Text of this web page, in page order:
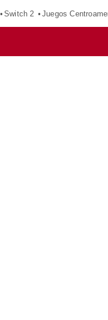
Switch 2 Juegos